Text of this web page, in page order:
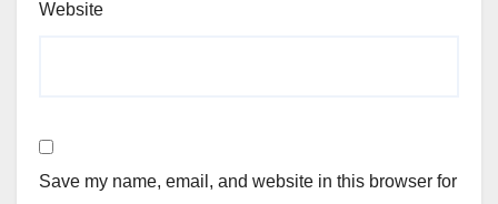
Website
Save my name, email, and website in this browser for